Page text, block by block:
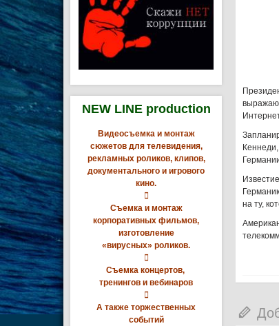
NEW LINE production
Видеосъемка и монтаж
сюжетов для телевидения,
рекламных роликов, клипов,
документального и игрового
кино.

Съемка и монтаж
корпоративных фильмов,
изготовление
«вирусных» роликов.

Съемка концертов,
тренингов и вебинаров

А также торжественных
событий
на ту,